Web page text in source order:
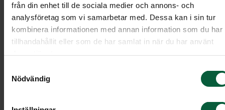
från din enhet till de sociala medier och annons- och
analysföretag som vi samarbetar med. Dessa kan i sin tur
kombinera informationen med annan information som du har
tillhandahållit eller som de har samlat in när du har använt
Nödvändig
Egen bearbetning - Workshop, 3 heldagar i
Stockholm, Göteborg eller Malmö
Pris: 7 800 kr (ordinarie pris 8 900 kr)
Egen bearbetning - Online, 8 veckor